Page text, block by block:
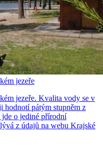
jezeře
jezeře. Kvalita vody se v
pátým stupněm z
o jediné přírodní
z údajů na webu Krajské